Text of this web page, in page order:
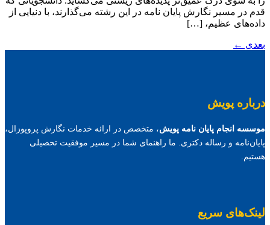
قدم در مسیر نگارش پایان نامه در این رشته می‌گذارند، با دنیایی از
داده‌های عظیم، […]
بعدی ←
درباره پویش
موسسه انجام پایان نامه پویش، متخصص در ارائه خدمات نگارش پروپوزال،
پایان‌نامه و رساله دکتری. ما راهنمای شما در مسیر موفقیت تحصیلی
هستیم.
لینک‌های سریع